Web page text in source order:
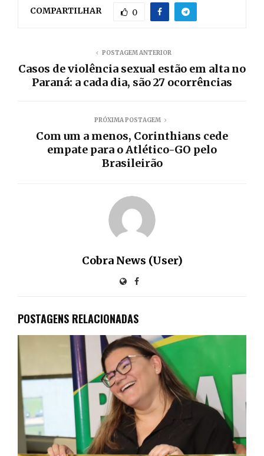
COMPARTILHAR 0
POSTAGEM ANTERIOR
Casos de violência sexual estão em alta no
Paraná: a cada dia, são 27 ocorrências
PRÓXIMA POSTAGEM
Com um a menos, Corinthians cede
empate para o Atlético-GO pelo
Brasileirão
Cobra News (User)
POSTAGENS RELACIONADAS